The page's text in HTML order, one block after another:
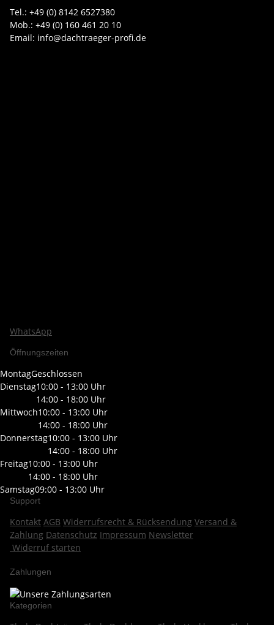
Tel.: +49 (0) 8142 6527380
Mob.: +49 (0) 160 461 20 10
Email: info@dachtraeger-profi.de
WhatsApp
Öffnungszeiten
MontagGeschlossen
Dienstag10:00 - 13:00 Uhr
14:00 - 18:00 Uhr
Mittwoch10:00 - 13:00 Uhr
14:00 - 18:00 Uhr
Donnerstag10:00 - 13:00 Uhr
14:00 - 18:00 Uhr
Freitag10:00 - 13:00 Uhr
14:00 - 18:00 Uhr
Samstag09:00 - 13:00 Uhr
Support
Kontakt AGB Widerrufsrecht & Rücksendung Versand &
Zahlung Datenschutz Impressum Newsletter
Widerruf starten
Zahlungen
Kategorien